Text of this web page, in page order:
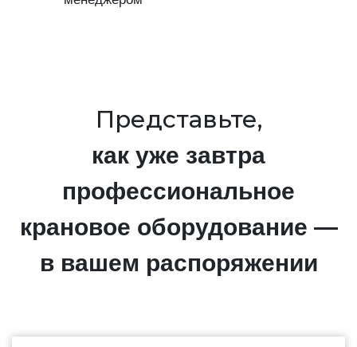
Представьте,
как уже завтра
профессиональное
крановое оборудование —
в вашем распоряжении